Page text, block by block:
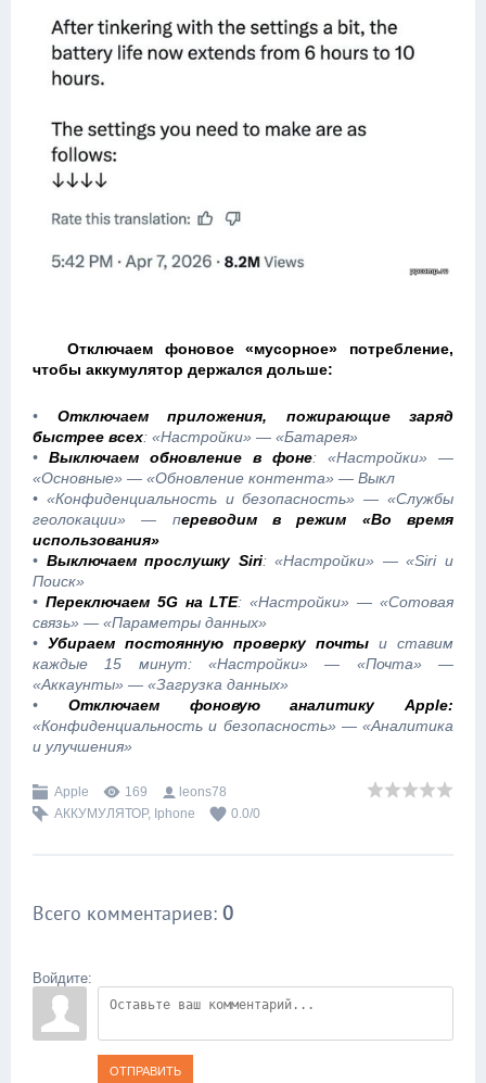
Отключаем фоновое «мусорное» потребление,
чтобы аккумулятор держался дольше:
• Отключаем приложения, пожирающие заряд
быстрее всех: «Настройки» — «Батарея»
• Выключаем обновление в фоне: «Настройки» —
«Основные» — «Обновление контента» — Выкл
• «Конфиденциальность и безопасность» — «Службы
геолокации» — переводим в режим «Во время
использования»
• Выключаем прослушку Siri: «Настройки» — «Siri и
Поиск»
• Переключаем 5G на LTE: «Настройки» — «Сотовая
связь» — «Параметры данных»
• Убираем постоянную проверку почты и ставим
каждые 15 минут: «Настройки» — «Почта» —
«Аккаунты» — «Загрузка данных»
• Отключаем фоновую аналитику Apple:
«Конфиденциальность и безопасность» — «Аналитика
и улучшения»
Apple 169
leons78
АККУМУЛЯТОР, Iphone 0.0/0
Всего комментариев: 0
Войдите:
ОТПРАВИТЬ